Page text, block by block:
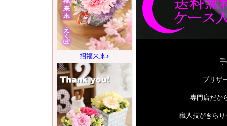
プリザ
専門店だか
職人技がきら